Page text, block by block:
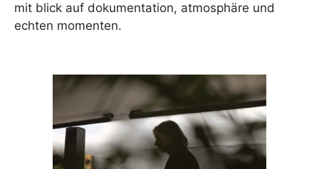
mit blick auf dokumentation, atmosphäre und
echten momenten.